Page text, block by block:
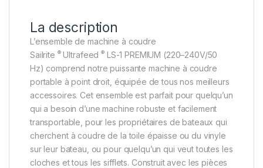
La description
L’ensemble de machine à coudre
Sailrite ®Ultrafeed®LS-1 PREMIUM (220–240V/50
Hz) comprend notre puissante machine à coudre
portable à point droit, équipée de tous nos meilleurs
accessoires. Cet ensemble est parfait pour quelqu’un
qui a besoin d’une machine robuste et facilement
transportable, pour les propriétaires de bateaux qui
cherchent à coudre de la toile épaisse ou du vinyle
sur leur bateau, ou pour quelqu’un qui veut toutes les
cloches et tous les sifflets. Construit avec les pièces